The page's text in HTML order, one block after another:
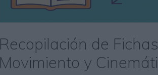
Recopilación de
Movimiento y